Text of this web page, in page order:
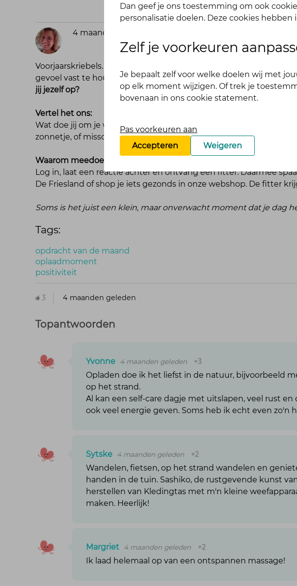
Niké
4 maanden geleden
Voorjaarskriebels.
gevoel vast te houden en jezelf te trakteren op een
jij jezelf op?
Vertel het ons:
Wat doe jij om je weer herboren te voelen? Een dagje sauna,
zonnetje, of misschien heb je een eigen ritueel waar niemand
Waarom meedoen?
Log in, laat een reactie achter en ontvang een fitter. Daarmee
De Friesland of shop je iets gezonds in onze webshop. De fitter
Soms is het juist een klein, maar onverwacht moment dat je dag
Tags:
opdracht van de maand
oplaadmoment
positiviteit
3 4 maanden geleden
Topantwoorden
Yvonne 4 maanden geleden +3
Opladen doe ik het liefst in de natuur, bijvoorbeeld
op het strand.
Al kan een self-care dagje met uitslapen, veel rust
ook veel energie geven. Soms heb ik echt even zo'n
Sytske 4 maanden geleden +2
Wandelen, fietsen, op het strand wandelen en
handen in de tuin. Sashiko, de rustgevende kunst
herstellen van Kledingtas met m'n kleine
maken. Heerlijk!
Margriet 4 maanden geleden +2
Ik laad helemaal op van een ontspannen massage!
Dan geef je ons toestemming om ook
personalisatie doelen. Deze cookies hebben
Zelf je voorkeuren
Je bepaalt zelf voor welke doelen wij met
op elk moment wijzigen. Of trek je
bovenaan in ons cookie statement.
Pas voorkeuren aan
Accepteren
Weigeren